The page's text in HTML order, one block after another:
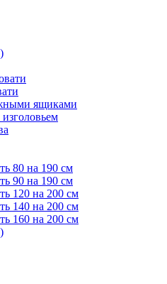
ящиками
80 на 190 см
90 на 190 см
120 на 200 см
140 на 200 см
160 на 200 см